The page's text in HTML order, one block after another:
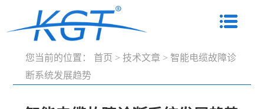
您当前的位置： 首页 > 技术文章 > 智能电缆故障诊
断系统发展趋势